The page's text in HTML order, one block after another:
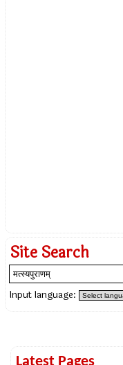
Site Search
Input language: